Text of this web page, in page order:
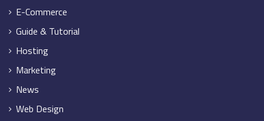
E-Commerce
Guide & Tutorial
Hosting
Marketing
News
Web Design